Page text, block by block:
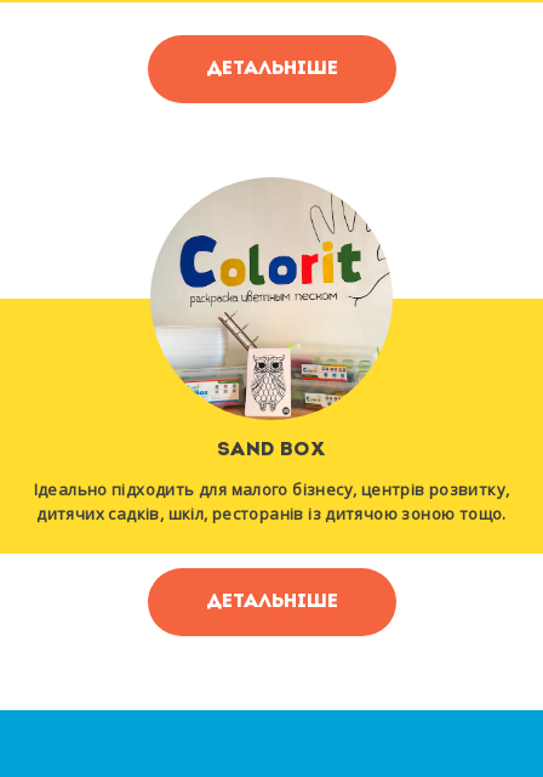
ДЕТАЛЬНІШЕ
SAND BOX
Ідеально підходить для малого бізнесу, центрів розвитку,
дитячих садків, шкіл, ресторанів із дитячою зоною тощо.
ДЕТАЛЬНІШЕ